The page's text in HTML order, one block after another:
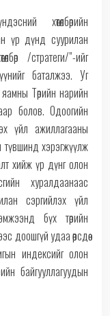
хөтөлбөрийн
үр дүнд суурилан
/стратеги/”-ийг
баталжээ. Уг
Төрийн нарийн
болов. Одоогийн
үйл ажиллагааны
түвшинд хэрэгжүүлж
хийж үр дүнг олон
хуралдаанаас
сэргийлэх үйл
бүх төрийн
доошгүй удаа өөрсдөө
индексийг олон
байгууллагуудын